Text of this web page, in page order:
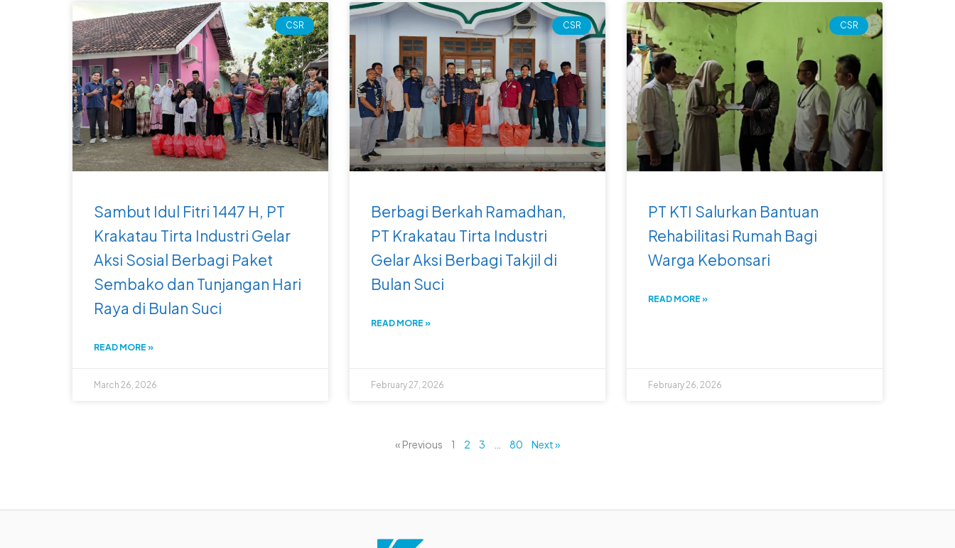
CSR
Sambut Idul Fitri 1447 H, PT
Krakatau Tirta Industri Gelar
Aksi Sosial Berbagi Paket
Sembako dan Tunjangan Hari
Raya di Bulan Suci
READ MORE »
March 26, 2026
CSR
Berbagi Berkah Ramadhan,
PT Krakatau Tirta Industri
Gelar Aksi Berbagi Takjil di
Bulan Suci
READ MORE »
February 27, 2026
CSR
PT KTI Salurkan Bantuan
Rehabilitasi Rumah Bagi
Warga Kebonsari
READ MORE »
February 26, 2026
« Previous
Page
1
Page
2
Page
3
Page
80 Next »